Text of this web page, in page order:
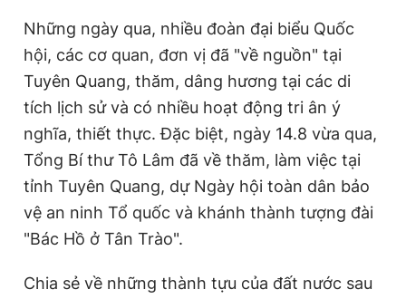
Những ngày qua, nhiều đoàn đại biểu Quốc
hội, các cơ quan, đơn vị đã "về nguồn" tại
Tuyên Quang, thăm, dâng hương tại các di
tích lịch sử và có nhiều hoạt động tri ân ý
nghĩa, thiết thực. Đặc biệt, ngày 14.8 vừa qua,
Tổng Bí thư Tô Lâm đã về thăm, làm việc tại
tỉnh Tuyên Quang, dự Ngày hội toàn dân bảo
vệ an ninh Tổ quốc và khánh thành tượng đài
"Bác Hồ ở Tân Trào".
Chia sẻ về những thành tựu của đất nước sau